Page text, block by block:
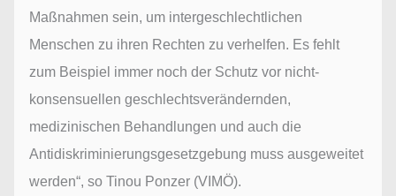
Maßnahmen sein, um intergeschlechtlichen
Menschen zu ihren Rechten zu verhelfen. Es fehlt
zum Beispiel immer noch der Schutz vor nicht-
konsensuellen geschlechtsverändernden,
medizinischen Behandlungen und auch die
Antidiskriminierungsgesetzgebung muss ausgeweitet
werden“, so Tinou Ponzer (VIMÖ).